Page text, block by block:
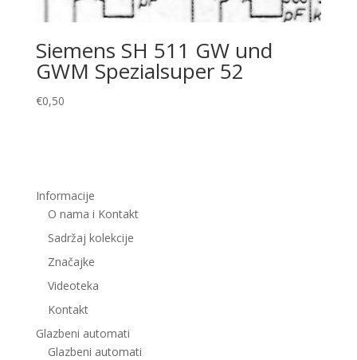
Siemens SH 511 GW und
GWM Spezialsuper 52
€0,50
Informacije
O nama i Kontakt
Sadržaj kolekcije
Značajke
Videoteka
Kontakt
Glazbeni automati
Glazbeni automati